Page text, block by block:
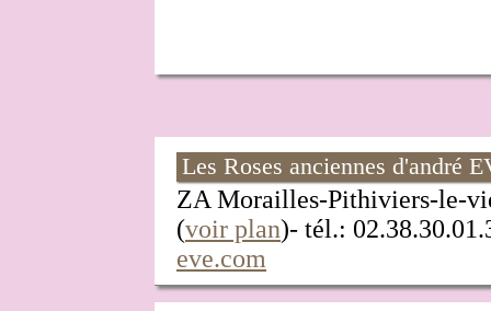
Les Roses anciennes d'andré
ZA Morailles-Pithiviers-le-
(voir plan)- tél.:
eve.com